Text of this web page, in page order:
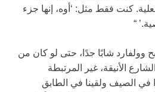
كنت فقط مثل: ‘أوه، إنها جزء
“
23 عامًا، أصبح وولفارد شابًا جدًا، حتى لو كان من
الأنيقة، غير المرتبطة
في الصيف ولقينا في الطابق